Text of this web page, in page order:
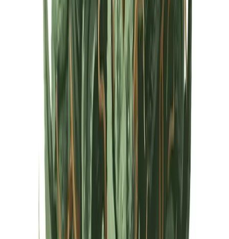
Cannabis Extrakte